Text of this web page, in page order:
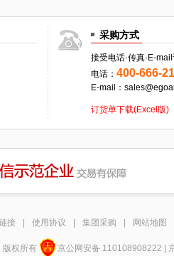
采购方式
接受电话·传真·E-
电话： 400-666-
E-mail：
订货单下载(Excel版)
接 使用协议 集团采购 网站地图
版权所有 京公网安备 110108908222 |